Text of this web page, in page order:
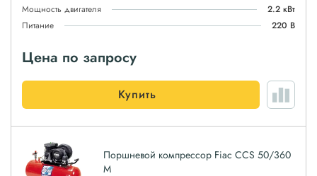
Мощность двигателя
2.2 кВт
Питание
220 В
Цена по запросу
Купить
Поршневой компрессор Fiac CCS 50/360
M